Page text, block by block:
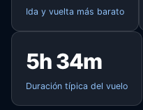
Ida y vuelta más barato
5h 34m
Duración típica del vuelo